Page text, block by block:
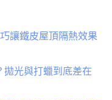
讓鐵皮屋頂隔熱效果
拋光與打蠟到底差在